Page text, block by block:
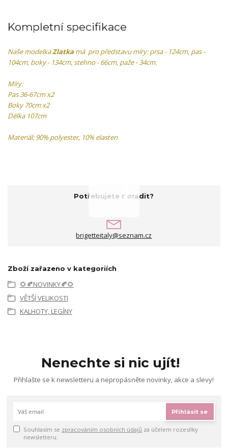
Kompletní specifikace
Naše modelkaZlatkamá pro představu míry: prsa - 124cm, pas -
104cm, boky - 134cm, stehno - 66cm, paže - 34cm.
Míry:
Pas 36-67cm x2
Boky 70cm x2
Délka 107cm
Materiál: 90% polyester, 10% elasten
Potřebujete poradit?
brigetteitaly@seznam.cz
Zboží zařazeno v kategoriích
🌻🍂NOVINKY🍂🌻
VĚTŠÍ VELIKOSTI
KALHOTY, LEGÍNY
Nenechte si nic ujít!
Přihlašte se k newsletteru a nepropásněte novinky, akce a slevy!
Přihlásit se
Souhlasím se zpracováním osobních údajů za účelem rozesílky
newsletteru.